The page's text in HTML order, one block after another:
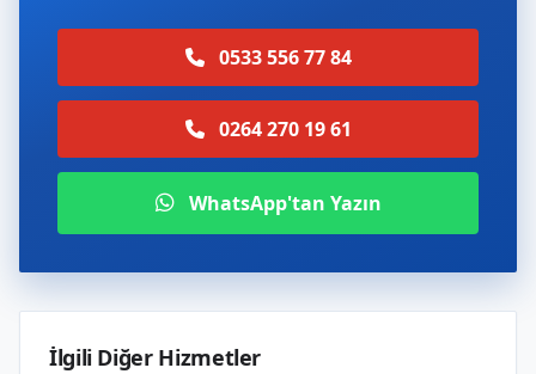
0533 556 77 84
0264 270 19 61
WhatsApp'tan Yazın
İlgili Diğer Hizmetler